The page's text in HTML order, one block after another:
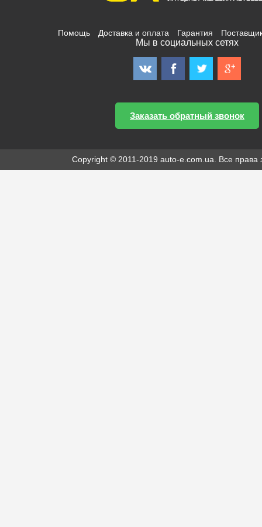
Помощь Доставка и оплата Гарантия
Мы в социальных сетях
Заказать обратный звонок
Copyright © 2011-2019 auto-e.com.ua. Все